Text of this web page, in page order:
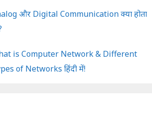
और Digital Communication क्या होता
is Computer Network & Different
of Networks हिंदी में!